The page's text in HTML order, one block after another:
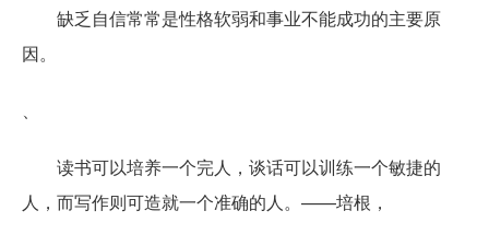
缺乏自信常常是性格软弱和事业不能成功的主要原
因。
读书可以培养一个完人，谈话可以训练一个敏捷的
人，而写作则可造就一个准确的人。——培根，